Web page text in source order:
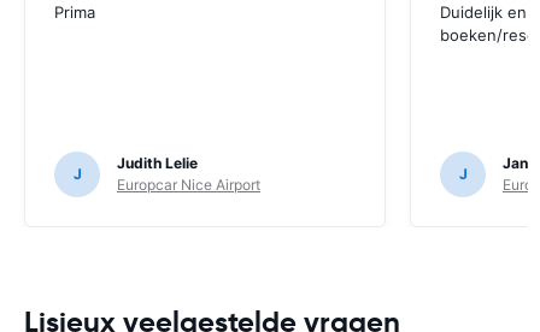
Prima
J
Judith Lelie
Europcar Nice Airport
Duidelijk en
boeken/
J
Jan
Lisieux veelgestelde vragen